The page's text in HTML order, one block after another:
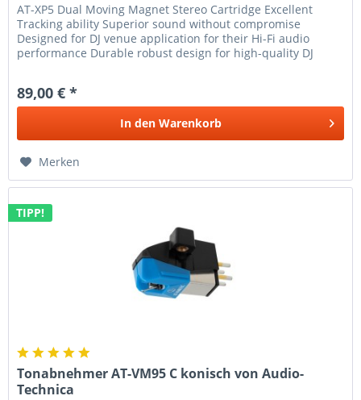
AT-XP5 Dual Moving Magnet Stereo Cartridge Excellent
Tracking ability Superior sound without compromise
Designed for DJ venue application for their Hi-Fi audio
performance Durable robust design for high-quality DJ
89,00 € *
In den Warenkorb
Merken
TIPP!
Tonabnehmer AT-VM95 C konisch von Audio-
Technica